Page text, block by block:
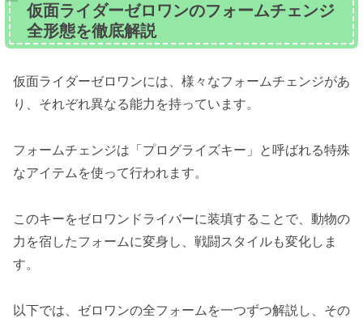
仮面ライダーゼロワンのフォームチェンジ
全形態を徹底解説
仮面ライダーゼロワンには、様々なフォームチェンジがあ
り、それぞれ異なる能力を持っています。
フォームチェンジは「プログライズキー」と呼ばれる特殊
なアイテムを使って行われます。
このキーをゼロワンドライバーに装填することで、動物の
力を宿したフォームに変身し、戦闘スタイルも変化しま
す。
以下では、ゼロワンの全フォームを一つずつ解説し、その